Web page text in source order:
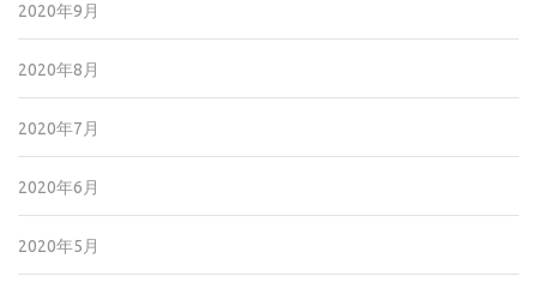
2020年9月
2020年8月
2020年7月
2020年6月
2020年5月